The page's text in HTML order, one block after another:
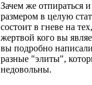
Зачем же отпираться
размером в целую
состоит в гневе на
жертвой кого вы
вы подробно
разные "элиты",
недовольны.